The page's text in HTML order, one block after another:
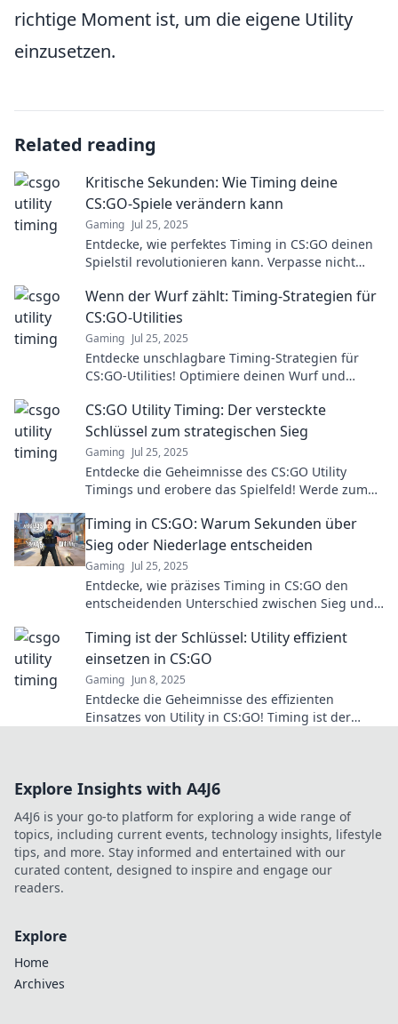
richtige Moment ist, um die eigene Utility
einzusetzen.
Related reading
Kritische Sekunden: Wie Timing deine
CS:GO-Spiele verändern kann
Gaming Jul 25, 2025
Entdecke, wie perfektes Timing in CS:GO deinen
Spielstil revolutionieren kann. Verpasse nicht
Wenn der Wurf zählt: Timing-Strategien für
CS:GO-Utilities
Gaming Jul 25, 2025
Entdecke unschlagbare Timing-Strategien für
CS:GO-Utilities! Optimiere deinen Wurf und
CS:GO Utility Timing: Der versteckte
Schlüssel zum strategischen Sieg
Gaming Jul 25, 2025
Entdecke die Geheimnisse des CS:GO Utility
Timings und erobere das Spielfeld! Werde zum
Timing in CS:GO: Warum Sekunden über
Sieg oder Niederlage entscheiden
Gaming Jul 25, 2025
Entdecke, wie präzises Timing in CS:GO den
entscheidenden Unterschied zwischen Sieg und
und mehr!
Timing ist der Schlüssel: Utility effizient
einsetzen in CS:GO
Gaming Jun 8, 2025
Entdecke die Geheimnisse des effizienten
Einsatzes von Utility in CS:GO! Timing ist der
Explore Insights with A4J6
A4J6 is your go-to platform for exploring a wide range of
topics, including current events, technology insights, lifestyle
tips, and more. Stay informed and entertained with our
curated content, designed to inspire and engage our
readers.
Explore
Home
Archives